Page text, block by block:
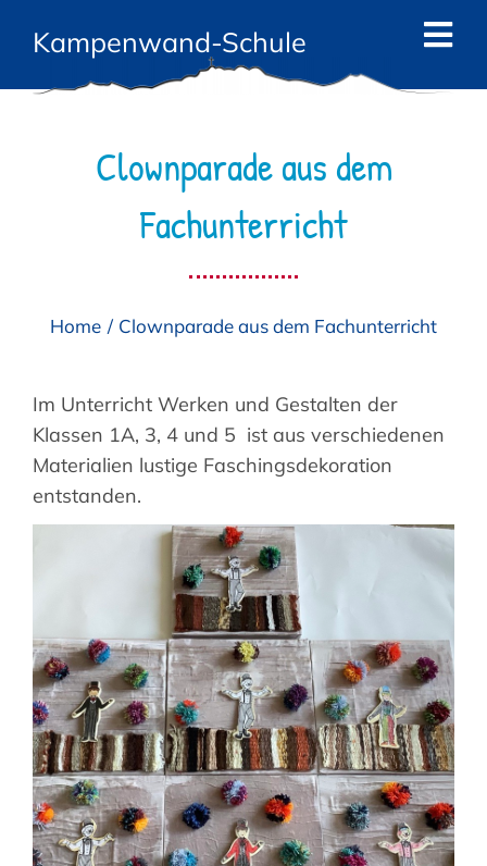
InhaltKampenwand-Schule
Start
Angebote
Eltern
Kontakt
Suche
Clownparade aus dem
Fachunterricht
Home Clownparade aus dem Fachunterricht
Im Unterricht Werken und Gestalten der
Klassen 1A, 3, 4 und 5 ist aus verschiedenen
Materialien lustige Faschingsdekoration
entstanden.